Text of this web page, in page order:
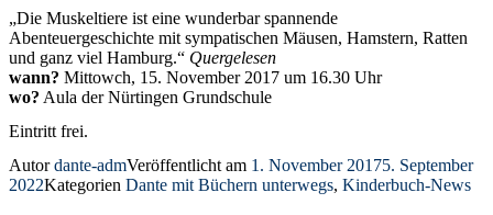
„Die Muskeltiere ist eine wunderbar spannende
Abenteuergeschichte mit sympatischen Mäusen, Hamstern, Ratten
und ganz viel Hamburg.“ Quergelesen
wann? Mittowch, 15. November 2017 um 16.30 Uhr
wo? Aula der Nürtingen Grundschule
Eintritt frei.
Autordante-admVeröffentlicht am 1. November 20175. September
2022Kategorien Dante mit Büchern unterwegs, Kinderbuch-News